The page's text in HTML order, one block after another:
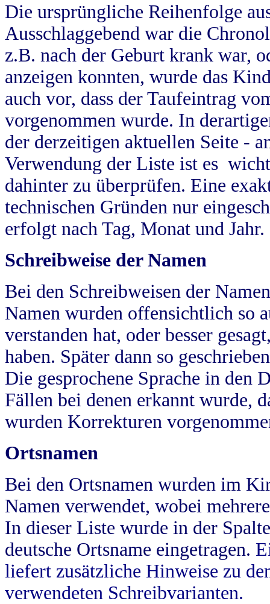
Die ursprüngliche Reihenfolge
Ausschlaggebend war die
z.B. nach der Geburt krank war,
anzeigen konnten, wurde das
auch vor, dass der Taufeintrag
vorgenommen wurde. In
der derzeitigen aktuellen Seite -
Verwendung der Liste ist es
dahinter zu überprüfen. Eine
technischen Gründen nur
erfolgt nach Tag, Monat und Jahr.
Schreibweise der Namen
Bei den Schreibweisen der
Namen wurden offensichtlich so
verstanden hat, oder besser
haben. Später dann so
Die gesprochene Sprache in
Fällen bei denen erkannt wurde,
wurden Korrekturen
Ortsnamen
Bei den Ortsnamen wurden im
Namen verwendet, wobei
In dieser Liste wurde in der
deutsche Ortsname eingetragen.
liefert zusätzliche Hinweise zu
verwendeten Schreibvarianten.